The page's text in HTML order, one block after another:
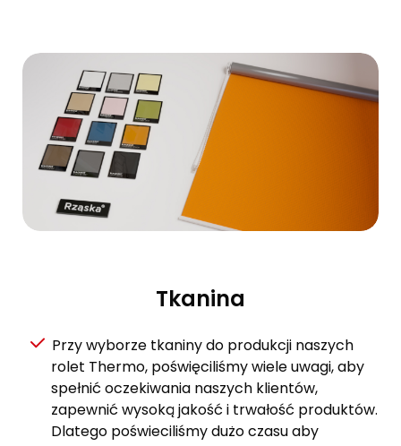
Tkanina
Przy wyborze tkaniny do produkcji naszych
rolet Thermo, poświęciliśmy wiele uwagi, aby
spełnić oczekiwania naszych klientów,
zapewnić wysoką jakość i trwałość produktów.
Dlatego poświeciliśmy dużo czasu aby